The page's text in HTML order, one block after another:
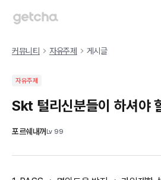
커뮤니티 자유주제 게시글
자유주제
Skt 털리신분들이 하셔야
포르쉐내꺼Lv 99